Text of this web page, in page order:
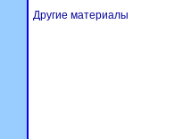
Другие материалы